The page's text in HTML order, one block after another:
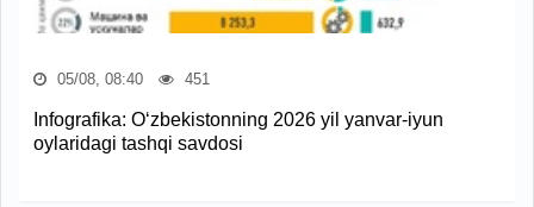
05/08, 08:40 451
Infografika: O‘zbekistonning 2026 yil yanvar-iyun
oylaridagi tashqi savdosi